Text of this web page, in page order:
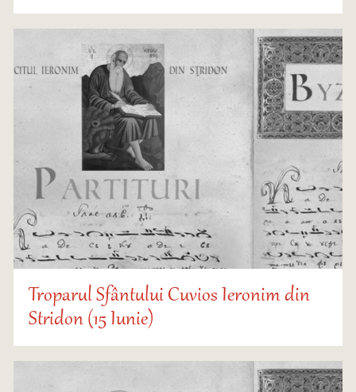
Troparul Sfântului Cuvios Ieronim din
Stridon (15 Iunie)